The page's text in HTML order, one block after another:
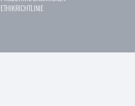
ETHIKRICHTLINIE